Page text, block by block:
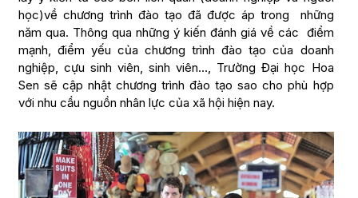
học)về chương trình đào tạo đã được áp trong những
năm qua. Thông qua những ý kiến đánh giá về các điểm
mạnh, điểm yếu của chương trình đào tạo của doanh
nghiệp, cựu sinh viên, sinh viên…, Trường Đại học Hoa
Sen sẽ cập nhật chương trình đào tạo sao cho phù hợp
với nhu cầu nguồn nhân lực của xã hội hiện nay.